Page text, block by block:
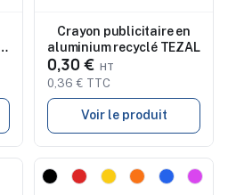
Crayon publicitaire en
aluminium recyclé TEZAL
0,30 €
0,36 € TTC
Voir le produit
Nouveau